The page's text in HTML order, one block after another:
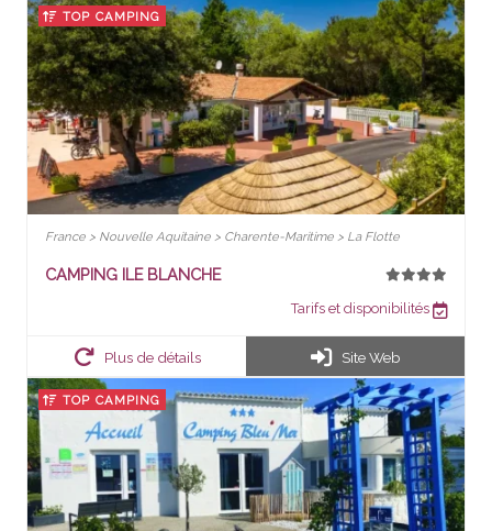
TOP CAMPING
France > Nouvelle Aquitaine > Charente-Maritime > La Flotte
CAMPING ILE BLANCHE
Tarifs et disponibilités
Plus de détails Site Web
TOP CAMPING